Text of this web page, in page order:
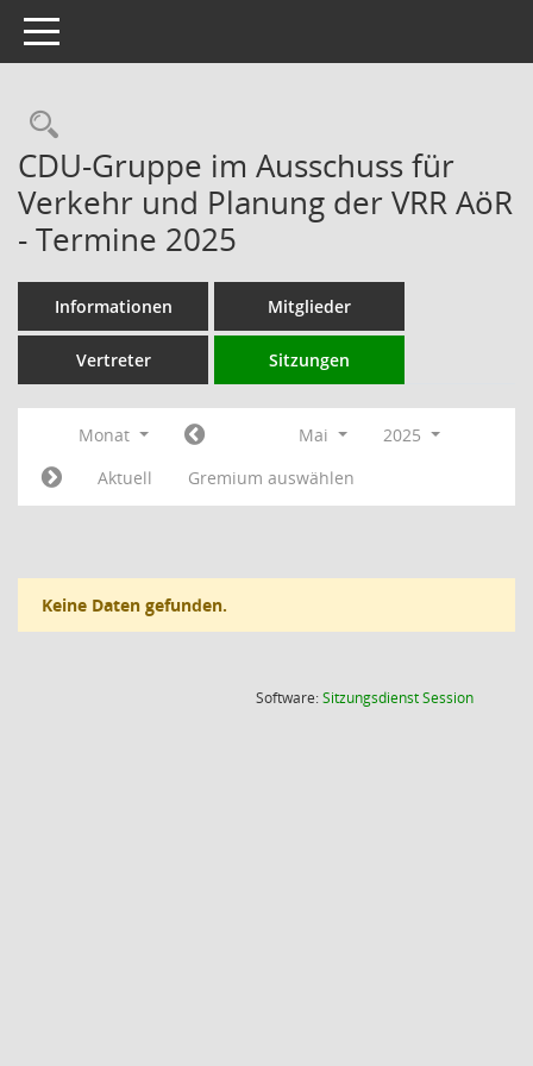
Toggle navigation
Rechercheauswahl
CDU-Gruppe im Ausschuss für
Verkehr und Planung der VRR AöR
- Termine 2025
Informationen Mitglieder
Vertreter Sitzungen
Monat Mai
2025
Aktuell
Gremium auswählen
Keine Daten gefunden.
Software:SitzungsdienstSession(Wird in